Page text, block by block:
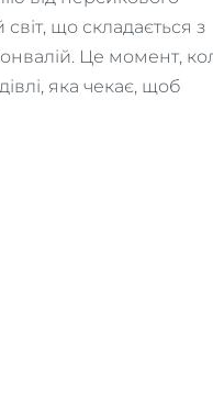
що складається з
Це момент,
яка чекає, щоб